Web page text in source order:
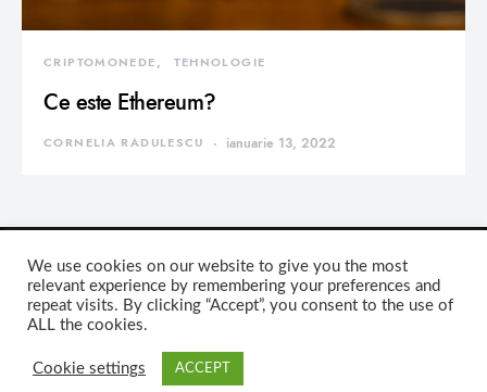
CRIPTOMONEDE TEHNOLOGIE
Ce este Ethereum?
CORNELIA RADULESCU ianuarie 13, 2022
DEVORATOR MONDEN